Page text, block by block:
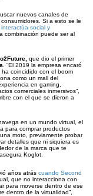
nuevos canales de
Si a esto se le
social y
la combinación puede ser al
que dio el primer
. “El 2019 la empresa encaró
ha coincidido con el boom
como un mall del
en gaming,
comerciales inmersivos”,
con el que se dieron a
en un mundo virtual, el
para comprar productos
moto, previamente probar
detalles que ni siquiera es
de la marca que te
Koglot.
años atrás cuando Second
que no interacciona con
para moverse dentro de ese
dentro de la virtualidad”,